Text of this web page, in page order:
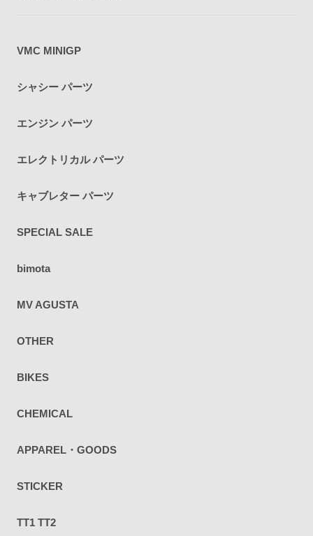
VMC MINIGP
シャシー パーツ
エンジン パーツ
エレクトリカル パーツ
キャブレター パーツ
SPECIAL SALE
bimota
MV AGUSTA
OTHER
BIKES
CHEMICAL
APPAREL・GOODS
STICKER
TT1 TT2